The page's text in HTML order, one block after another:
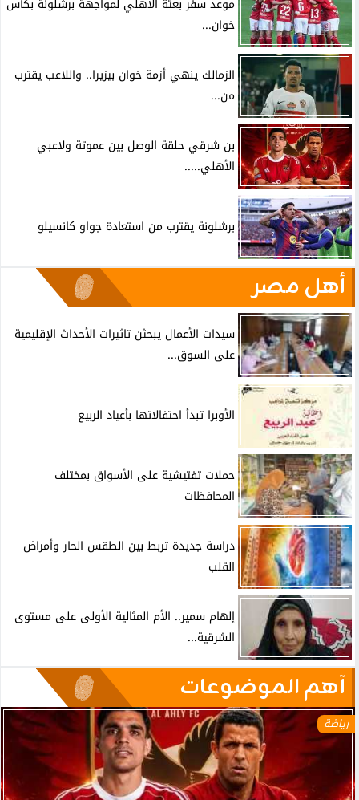
خوان...
الزمالك ينهي أزمة خوان بيزيرا.. واللاعب يقترب
من...
بن شرقي حلقة الوصل بين عموتة ولاعبي
الأهلي.....
برشلونة يقترب من استعادة جواو كانسيلو
أهل مصر
سيدات الأعمال يبحثن تاثيرات الأحداث الإقليمية
على السوق...
الأوبرا تبدأ احتفالاتها بأعياد الربيع
حملات تفتيشية على الأسواق بمختلف
المحافظات
دراسة جديدة تربط بين الطقس الحار وأمراض
القلب
إلهام سمير.. الأم المثالية الأولى على مستوى
الشرقية...
آهم الموضوعات
رياضة